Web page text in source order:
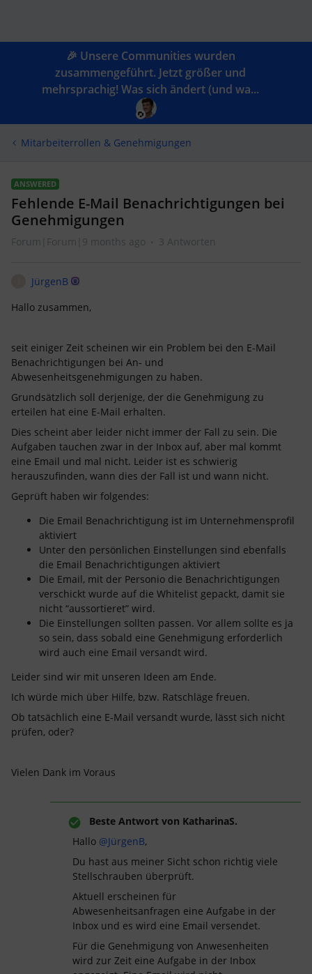
🎉 Unsere Communities wurden
zusammengeführt. Jetzt größer und
mehrsprachig! Was sich ändert (und wa...
Mitarbeiterrollen & Genehmigungen
ANSWERED
Fehlende E-Mail Benachrichtigungen bei
Genehmigungen
Forum|Forum|9 months ago 3 Antworten
JürgenB
Hallo zusammen,
seit einiger Zeit scheinen wir ein Problem bei den E-Mail
Benachrichtigungen bei An- und
Abwesenheitsgenehmigungen zu haben.
Grundsätzlich soll derjenige, der die Genehmigung zu
erteilen hat eine E-Mail erhalten.
Dies scheint aber leider nicht immer der Fall zu sein. Die
Aufgaben tauchen zwar in der Inbox auf, aber mal kommt
eine Email und mal nicht. Leider ist es schwierig
herauszufinden, wann dies der Fall ist und wann nicht.
Geprüft haben wir folgendes:
Die Email Benachrichtigung ist im Unternehmensprofil
aktiviert
Unter den persönlichen Einstellungen sind ebenfalls
die Email Benachrichtigungen aktiviert
Die Email, mit der Personio die Benachrichtigungen
verschickt wurde auf die Whitelist gepackt, damit sie
nicht “aussortieret” wird.
Die Einstellungen sollten passen. Vor allem sollte es ja
so sein, dass sobald eine Genehmigung erforderlich
wird auch eine Email versandt wird.
Leider sind wir mit unseren Ideen am Ende.
Ich würde mich über Hilfe, bzw. Ratschläge freuen.
Ob tatsächlich eine E-Mail versandt wurde, lässt sich nicht
prüfen, oder?
Vielen Dank im Voraus
Beste Antwort von KatharinaS.
Hallo ​ @JürgenB,
Du hast aus meiner Sicht schon richtig viele
Stellschrauben überprüft.
Aktuell erscheinen für
Abwesenheitsanfragen eine Aufgabe in der
Inbox und es wird eine Email versendet.
Für die Genehmigung von Anwesenheiten
wird zur Zeit eine Aufgabe in der Inbox